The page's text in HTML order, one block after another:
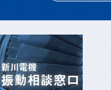
新川電機
振動相談窓口